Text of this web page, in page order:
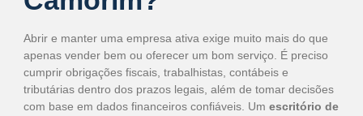
Abrir e manter uma empresa ativa exige muito mais do que
apenas vender bem ou oferecer um bom serviço. É preciso
cumprir obrigações fiscais, trabalhistas, contábeis e
tributárias dentro dos prazos legais, além de tomar decisões
com base em dados financeiros confiáveis. Um escritório de